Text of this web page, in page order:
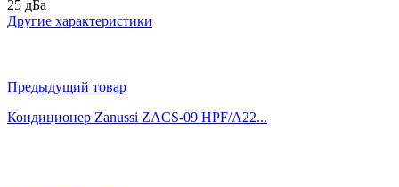
25 дБа
Другие характеристики
Предыдущий товар
Кондиционер Zanussi ZACS-09 HPF/A22...